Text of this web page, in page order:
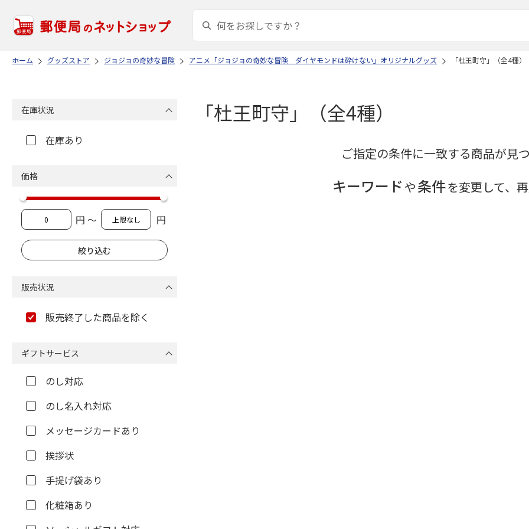
ホーム グッズストア ジョジョの奇妙な冒険 アニメ「ジョジョの奇妙な冒険 ダイヤモンドは砕けない」オリジナルグッズ 「杜王町守」（全4種）
「杜王町守」（全4種）
ご指定の条件に一致する商品が見
キーワードや条件を変更して、
在庫状況
在庫あり
価格
円 ～ 円
販売状況
販売終了した商品を除く
ギフトサービス
のし対応
のし名入れ対応
メッセージカードあり
挨拶状
手提げ袋あり
化粧箱あり